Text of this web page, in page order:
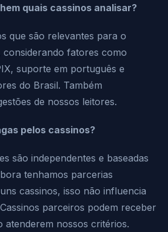
quais cassinos analisar?
que são relevantes para o
fatores como
suporte em português e
do Brasil. Também
de nossos leitores.
pelos cassinos?
são independentes e baseadas
tenhamos parcerias
cassinos, isso não influencia
parceiros podem receber
atenderem nossos critérios.